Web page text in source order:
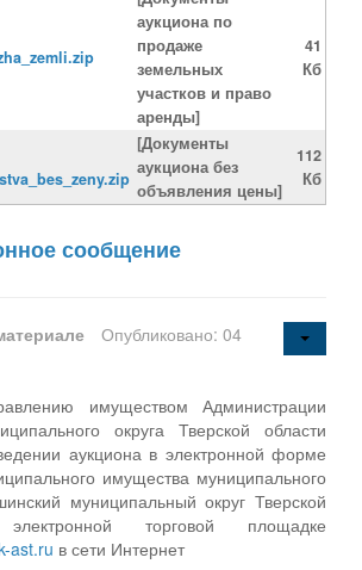
аукциона по
продаже
земельных
участков и право
аренды]
41
Кб
[Документы
аукциона без
объявления цены]
112
Кб
сообщение
Опубликовано: 04
имуществом Администрации
округа Тверской области
аукциона в электронной форме
имущества муниципального
муниципальный округ Тверской
торговой площадке
ast.ru в сети Интернет